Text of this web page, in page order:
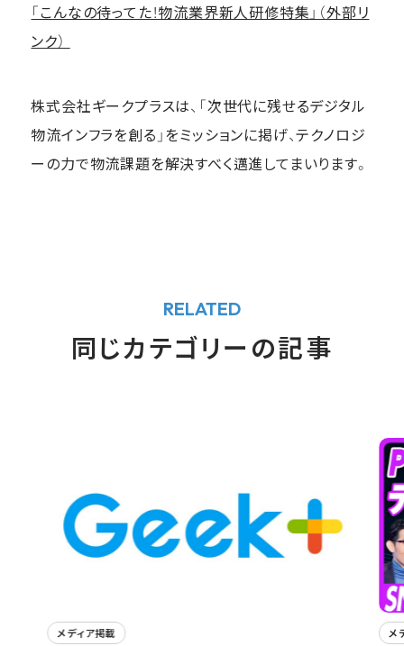
「こんなの待ってた！物流業界新人研修特集」（外部リ
ンク）
株式会社ギークプラスは、「次世代に残せるデジタル
物流インフラを創る」をミッションに掲げ、テクノロジ
ーの力で物流課題を解決すべく邁進してまいります。
RELATED
同じカテゴリーの記事
メディア掲載 メ